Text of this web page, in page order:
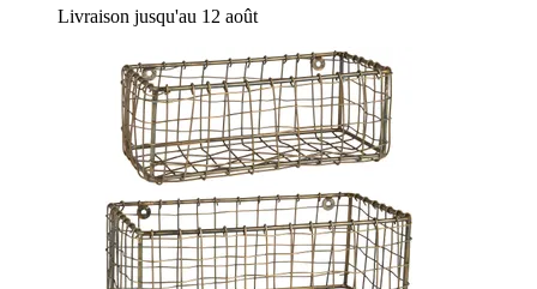
Livraison jusqu'au 12 août